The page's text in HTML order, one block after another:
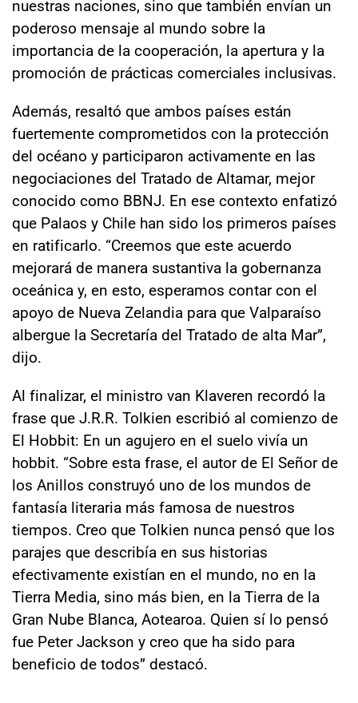
nuestras naciones, sino que también envían un
poderoso mensaje al mundo sobre la
importancia de la cooperación, la apertura y la
promoción de prácticas comerciales inclusivas.
Además, resaltó que ambos países están
fuertemente comprometidos con la protección
del océano y participaron activamente en las
negociaciones del Tratado de Altamar, mejor
conocido como BBNJ. En ese contexto enfatizó
que Palaos y Chile han sido los primeros países
en ratificarlo. “Creemos que este acuerdo
mejorará de manera sustantiva la gobernanza
oceánica y, en esto, esperamos contar con el
apoyo de Nueva Zelandia para que Valparaíso
albergue la Secretaría del Tratado de alta Mar”,
dijo.
Al finalizar, el ministro van Klaveren recordó la
frase que J.R.R. Tolkien escribió al comienzo de
El Hobbit: En un agujero en el suelo vivía un
hobbit. “Sobre esta frase, el autor de El Señor de
los Anillos construyó uno de los mundos de
fantasía literaria más famosa de nuestros
tiempos. Creo que Tolkien nunca pensó que los
parajes que describía en sus historias
efectivamente existían en el mundo, no en la
Tierra Media, sino más bien, en la Tierra de la
Gran Nube Blanca, Aotearoa. Quien sí lo pensó
fue Peter Jackson y creo que ha sido para
beneficio de todos” destacó.